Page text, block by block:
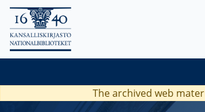
The archived web